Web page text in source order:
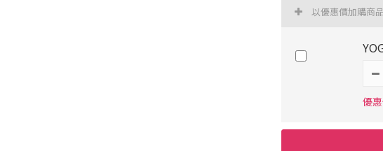
以優惠價加購商品
優